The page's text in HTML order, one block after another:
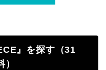
』を探す（31
）